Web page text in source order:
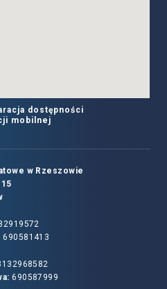
dostępności
mobilnej
w Rzeszowie
690581413
690587999